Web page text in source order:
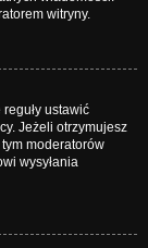
witryny.
ustawić
Jeżeli otrzymujesz
moderatorów
wysyłania